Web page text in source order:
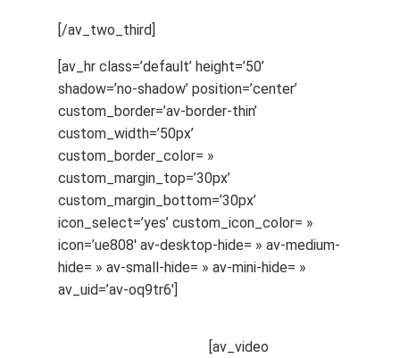
[/av_two_third]
[av_hr class=’default’ height=’50’
shadow=’no-shadow’ position=’center’
custom_border=’av-border-thin’
custom_width=’50px’
custom_border_color= »
custom_margin_top=’30px’
custom_margin_bottom=’30px’
icon_select=’yes’ custom_icon_color= »
icon=’ue808′ av-desktop-hide= » av-medium-
hide= » av-small-hide= » av-mini-hide= »
av_uid=’av-oq9tr6′]
[av_video